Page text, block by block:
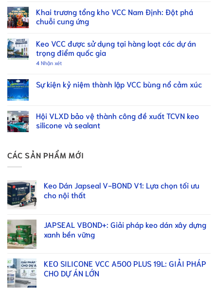
Khai trương tổng kho VCC Nam Định: Đột phá
chuỗi cung ứng
Keo VCC được sử dụng tại hàng loạt các dự án
trọng điểm quốc gia
4 Nhận xét
Sự kiện kỷ niệm thành lập VCC bùng nổ cảm xúc
Hội VLXD bảo vệ thành công đề xuất TCVN keo
silicone và sealant
CÁC SẢN PHẨM MỚI
Keo Dán Japseal V-BOND V1: Lựa chọn tối ưu
cho nội thất
JAPSEAL VBOND+: Giải pháp keo dán xây dựng
xanh bền vững
KEO SILICONE VCC A500 PLUS 19L: GIẢI PHÁP
CHO DỰ ÁN LỚN